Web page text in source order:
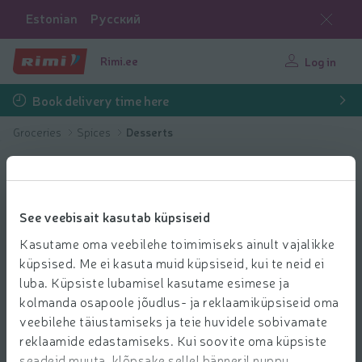
See veebisait kasutab küpsiseid
Kasutame oma veebilehe toimimiseks ainult vajalikke
küpsised. Me ei kasuta muid küpsiseid, kui te neid ei
luba. Küpsiste lubamisel kasutame esimese ja
kolmanda osapoole jõudlus- ja reklaamiküpsiseid oma
veebilehe täiustamiseks ja teie huvidele sobivamate
reklaamide edastamiseks. Kui soovite oma küpsiste
Estonian Русский
Rimi.ee Log in
Book delivery time here
Groceries Spices Desserts